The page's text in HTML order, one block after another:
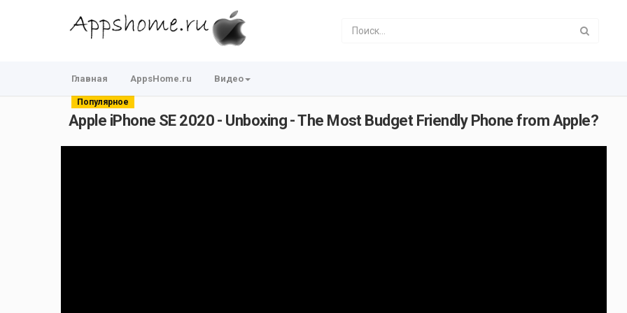
Главная AppsHome.ru Видео
Популярное
Apple iPhone SE 2020 - Unboxing - The Most Budget Friendly Phone from Apple?